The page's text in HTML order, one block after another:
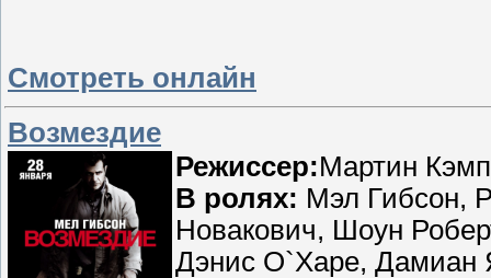
Смотреть онлайн
Возмездие
Режиссер:Мартин
В ролях: Мэл Гибсон,
Новакович, Шоун
Дэнис О`Харе, Дамиан